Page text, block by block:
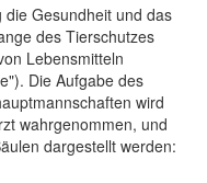
die Gesundheit und das
des Tierschutzes
Lebensmitteln
Die Aufgabe des
wird
wahrgenommen, und
dargestellt werden: